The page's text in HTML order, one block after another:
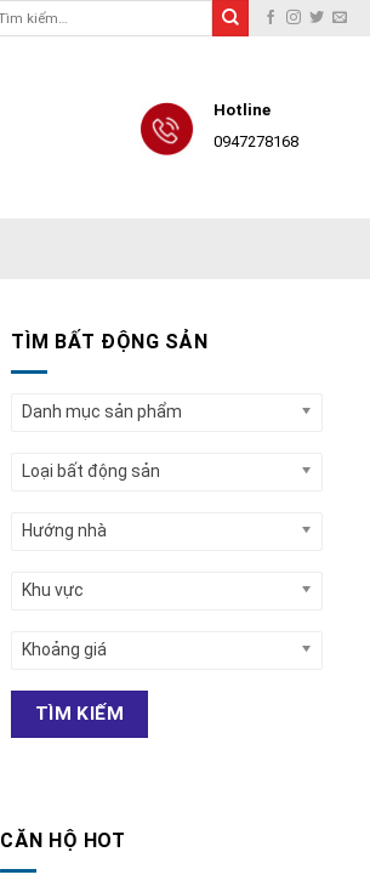
Hotline
0947278168
TÌM BẤT ĐỘNG SẢN
Danh mục sản phẩm
Loại bất động sản
Hướng nhà
Khu vực
Khoảng giá
TÌM KIẾM
CĂN HỘ HOT